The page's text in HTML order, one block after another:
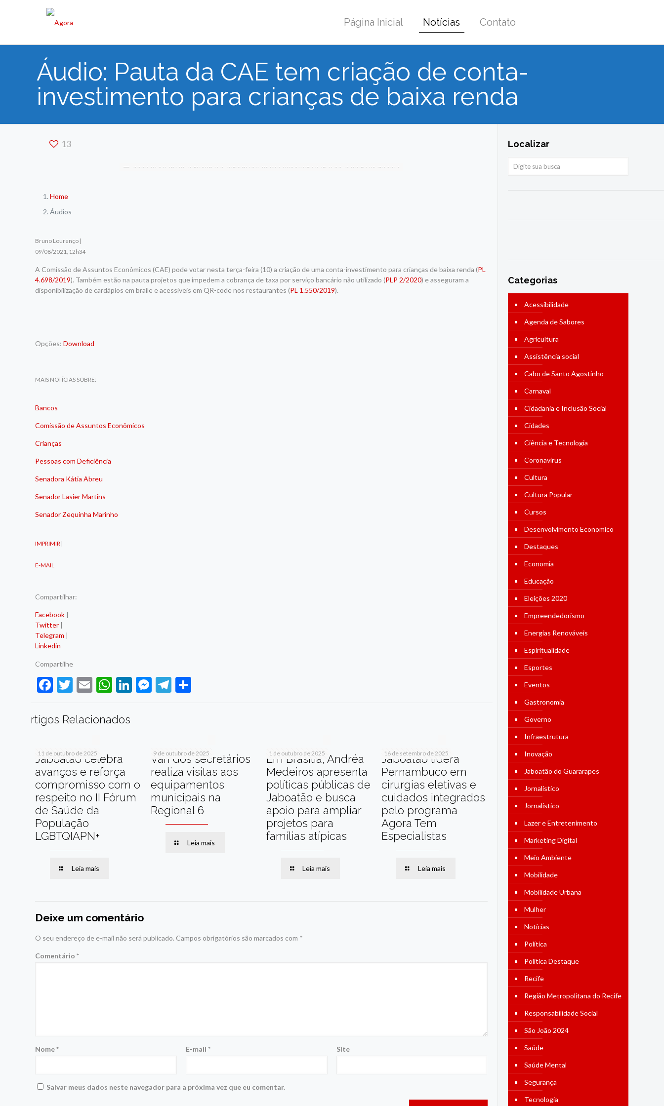
Página Inicial Notícias Contato
Áudio: Pauta da CAE tem criação de conta-
investimento para crianças de baixa renda
13
Home
Áudios
Bruno Lourenço |
09/08/2021, 12h34
A Comissão de Assuntos Econômicos (CAE) pode votar nesta terça-feira (10) a criação de uma conta-investimento para crianças de baixa renda (PL
4.698/2019). Também estão na pauta projetos que impedem a cobrança de taxa por serviço bancário não utilizado (PLP 2/2020) e asseguram a
disponibilização de cardápios em braile e acessíveis em QR-code nos restaurantes (PL 1.550/2019).
Opções:Download
MAIS NOTÍCIAS SOBRE:
Bancos
Comissão de Assuntos Econômicos
Crianças
Pessoas com Deficiência
Senadora Kátia Abreu
Senador Lasier Martins
Senador Zequinha Marinho
IMPRIMIR |
E-MAIL
Compartilhar:
Facebook |
Twitter |
Telegram |
Linkedin
Compartilhe
Facebook
Twitter
EmailWhatsApp
LinkedIn
Messenger
Telegram
rtigos Relacionados
11 de outubro de 2025
Jaboatão celebra
avanços e reforça
compromisso com o
respeito no II Fórum
de Saúde da
População
LGBTQIAPN+
Leia mais
9 de outubro de 2025
Van dos secretários
realiza visitas aos
equipamentos
municipais na
Regional 6
Leia mais
1 de outubro de 2025
Em Brasília, Andréa
Medeiros apresenta
políticas públicas de
Jaboatão e busca
apoio para ampliar
projetos para
famílias atípicas
Leia mais
16 de setembro de 2025
Jaboatão lidera
Pernambuco em
cirurgias eletivas e
cuidados integrados
pelo programa
Agora Tem
Especialistas
Leia mais
Deixe um comentário
O seu endereço de e-mail não será publicado. Campos obrigatórios são marcados com *
Comentário*
Nome* E-mail* Site
Salvar meus dados neste navegador para a próxima vez que eu comentar.
Localizar
Categorias
Acessibilidade
Agenda de Sabores
Agricultura
Assistência social
Cabo de Santo Agostinho
Carnaval
Cidadania e Inclusão Social
Cidades
Ciência e Tecnologia
Coronavírus
Cultura
Cultura Popular
Cursos
Desenvolvimento Economico
Destaques
Economia
Educação
Eleições 2020
Empreendedorismo
Energias Renováveis
Espiritualidade
Esportes
Eventos
Gastronomia
Governo
Infraestrutura
Inovação
Jaboatão do Guararapes
Jornalístico
Jornalístico
Lazer e Entretenimento
Marketing Digital
Meio Ambiente
Mobilidade
Mobilidade Urbana
Mulher
Notícias
Política
Política Destaque
Recife
Região Metropolitana do Recife
Responsabilidade Social
São João 2024
Saúde
Saúde Mental
Segurança
Tecnologia